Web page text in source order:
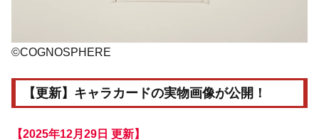
©COGNOSPHERE
【更新】キャラカードの実物画像が公開！
【2025年12月29日 更新】